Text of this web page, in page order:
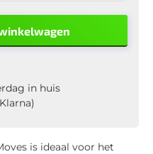
in huis
is ideaal voor het